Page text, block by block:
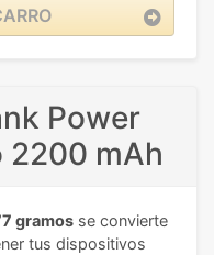
Power
2200 mAh
gramos se convierte
tus dispositivos